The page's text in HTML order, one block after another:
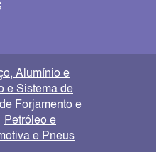
Alumínio e
e Sistema de
Forjamento e
Petróleo e
e Pneus